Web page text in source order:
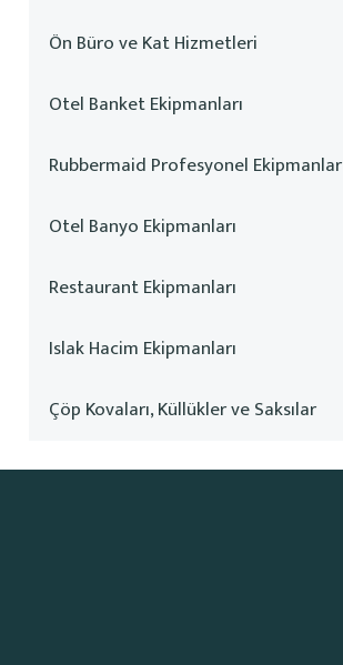
Ön Büro ve Kat Hizmetleri
Otel Banket Ekipmanları
Rubbermaid Profesyonel Ekipmanlar
Otel Banyo Ekipmanları
Restaurant Ekipmanları
Islak Hacim Ekipmanları
Çöp Kovaları, Küllükler ve Saksılar